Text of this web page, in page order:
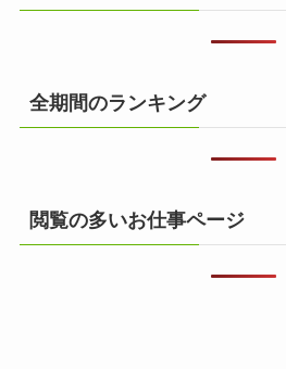
全期間のランキング
閲覧の多いお仕事ページ